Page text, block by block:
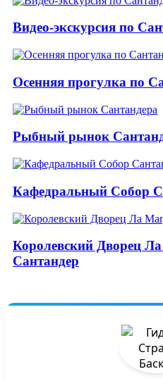
Видео-экскурсия по
Осенняя прогулка по
Рыбный рынок
Кафедральный Собор
Королевский Дворец
Сантандер